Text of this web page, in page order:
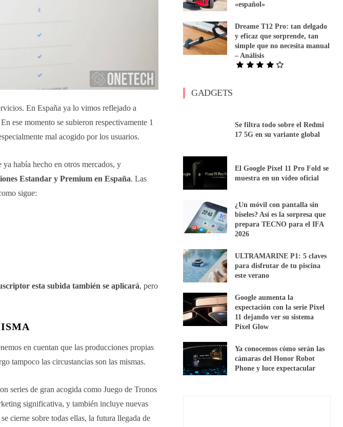
En España ya lo vimos reflejado a
ese momento se subieron respectivamente 1
mal acogido por los usuarios.
había hecho en otros mercados, y
Estandar y Premium en España. Las
sigue:
esta subida también se aplicará, pero
en cuentan que las producciones propias
tampoco las circustancias son las mismas.
series de gran acogida como Juego de Tronos
significativa, y también incluye nuevas
cierne sobre todas ellas, la futura llegada de
«español»
Dreame T12 Pro: tan delgado
y eficaz que sorprende, tan
simple que no necesita manual
– Análisis
GADGETS
Se filtra todo sobre el Redmi
17 5G en su variante global
El Google Pixel 11 Pro Fold se
muestra en un vídeo oficial
¿Un móvil con pantalla sin
biseles? Así es la sorpresa que
prepara TECNO para el IFA
2026
ULTRAMARINE P1: 5 claves
para disfrutar de tu piscina
este verano
Google aumenta la
expectación con la serie Pixel
11 dejando ver su sistema
Pixel Glow
Ya conocemos cómo serán las
cámaras del Honor Robot
Phone y luce expectacular